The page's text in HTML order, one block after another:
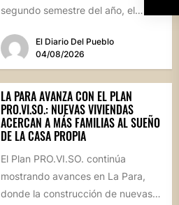
segundo semestre del año, el
el estado...El Diario Del Pueblo
04/08/2026
LA PARA AVANZA CON EL PLAN
PRO.VI.SO.: NUEVAS VIVIENDAS
ACERCAN A MÁS FAMILIAS AL SUEÑO
DE LA CASA PROPIA
El Plan PRO.VI.SO. continúa
mostrando avances en La Para,
donde la construcción de nuevas